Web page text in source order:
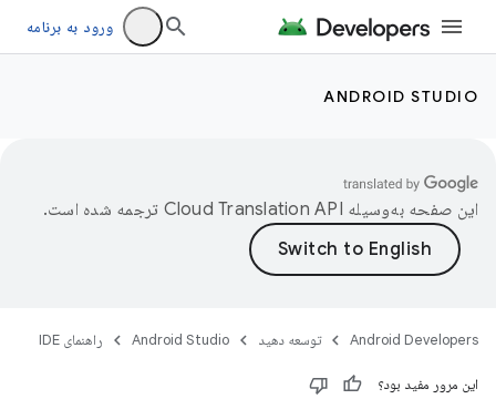
ورود به برنامه
ANDROID STUDIO
این صفحه به‌وسیله ترجمه شده است.
Android Developers توسعه دهید Android Studio راهنمای IDE
این مرور مفید بود؟